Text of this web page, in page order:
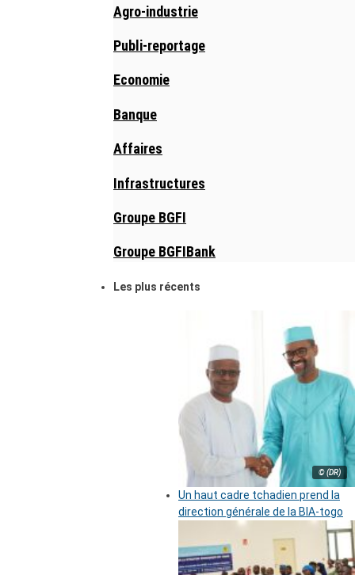
Agro-industrie
Publi-reportage
Economie
Banque
Affaires
Infrastructures
Groupe BGFI
Groupe BGFIBank
Les plus récents
© (DR)
Un haut cadre tchadien prend la
direction générale de la BIA-togo